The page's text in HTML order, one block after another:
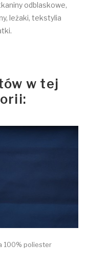
odblaskowe,
leżaki, tekstylia
w tej
100% poliester